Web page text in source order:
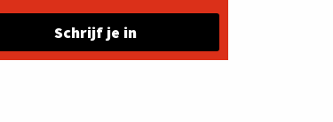
Schrijf je in